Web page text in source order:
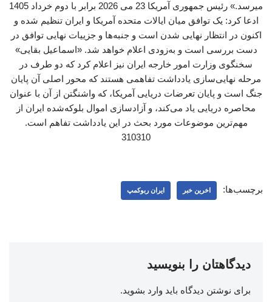
میرسد.» رئیس جمهوری آمریکا 23 می 2026 برابر با دوم خرداد 1405
ادعا کرد: یک توافق میان ایالات متحده آمریکا و ایران تنظیم شده و
اکنون در انتظار نهایی شدن است و جنبه‌ها و جزییات نهایی توافق در
دست بررسی است و به‌زودی اعلام خواهد شد. «اسماعیل بقایی»
سخنگوی وزارت امور خارجه ایران نیز اعلام کرد که دو طرف در
مرحله نهایی‌سازی یادداشت تفاهمی هستند که محور اصلی آن پایان
جنگ است و پایان تعرضات دریایی آمریکا، که واشنگتن از آن با عنوان
محاصره دریایی یاد می‌کند، و آزادسازی اموال بلوکه‌شده ایران از
مهم‌ترین موضوعات مورد بحث در این یادداشت تفاهم است.
310310
برچسب‌ها: اخرین خبر ایران ربوکمپ
دیدگاهتان را بنویسید
برای نوشتن دیدگاه باید وارد بشوید.